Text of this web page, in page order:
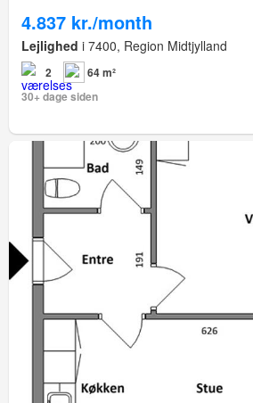
4.837 kr./month
Lejlighed i 7400, Region Midtjylland
2
64 m²
30+ dage siden